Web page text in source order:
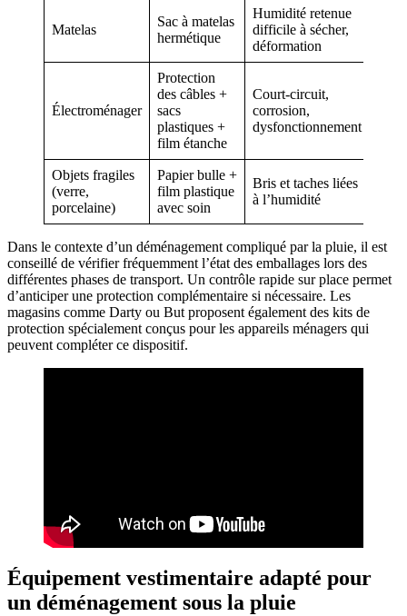
Matelas
Sac à matelas
hermétique
Humidité retenue
difficile à sécher,
déformation
Électroménager
Protection
des câbles +
sacs
plastiques +
film étanche
Court-circuit,
corrosion,
dysfonctionnement
Objets fragiles
(verre,
porcelaine)
Papier bulle +
film plastique
avec soin
Bris et taches liées
à l’humidité
Dans le contexte d’un déménagement compliqué par la pluie, il est
conseillé de vérifier fréquemment l’état des emballages lors des
différentes phases de transport. Un contrôle rapide sur place permet
d’anticiper une protection complémentaire si nécessaire. Les
magasins comme Darty ou But proposent également des kits de
protection spécialement conçus pour les appareils ménagers qui
peuvent compléter ce dispositif.
Équipement vestimentaire adapté pour
un déménagement sous la pluie